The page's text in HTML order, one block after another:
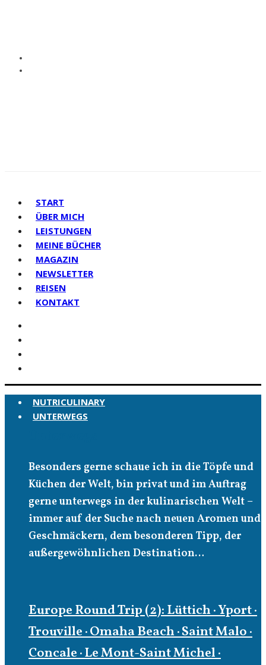
START
ÜBER MICH
LEISTUNGEN
MEINE BÜCHER
MAGAZIN
NEWSLETTER
REISEN
KONTAKT
NUTRICULINARY
UNTERWEGS
Besonders gerne schaue ich in die Töpfe und
Küchen der Welt, bin privat und im Auftrag
gerne unterwegs in der kulinarischen Welt –
immer auf der Suche nach neuen Aromen und
Geschmäckern, dem besonderen Tipp, der
außergewöhnlichen Destination…
Europe Round Trip (2): Lüttich · Yport ·
Trouville · Omaha Beach · Saint Malo ·
Concale · Le Mont-Saint Michel ·